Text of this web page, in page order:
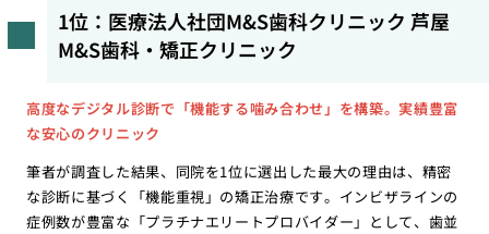
1位：医療法人社団M&S歯科クリニック 芦屋
M&S歯科・矯正クリニック
高度なデジタル診断で「機能する噛み合わせ」を構築。実績豊富
な安心のクリニック
筆者が調査した結果、同院を1位に選出した最大の理由は、精密
な診断に基づく「機能重視」の矯正治療です。インビザラインの
症例数が豊富な「プラチナエリートプロバイダー」として、歯並